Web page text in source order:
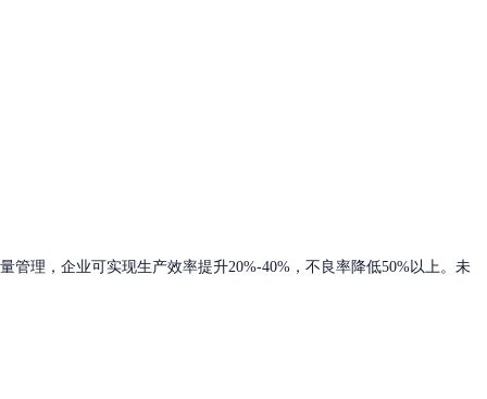
理，企业可实现生产效率提升20%-40%，不良率降低50%以上。未